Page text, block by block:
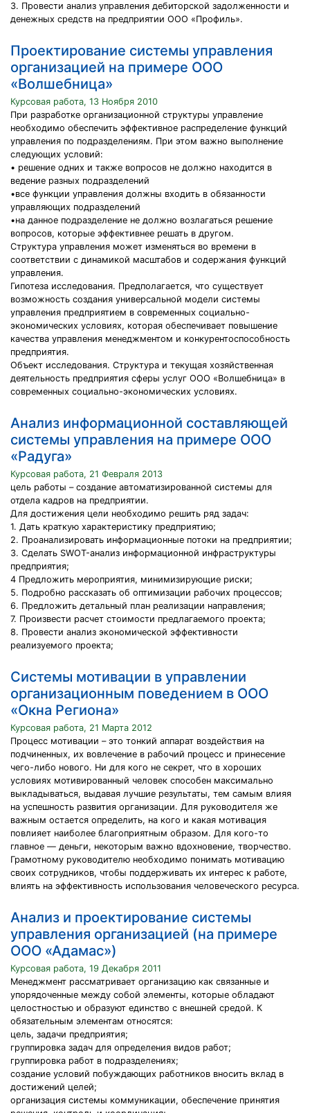
3. Провести анализ управления дебиторской задолженности и
денежных средств на предприятии ООО «Профиль».
Проектирование системы управления
организацией на примере ООО
«Волшебница»
Курсовая работа, 13 Ноября 2010
При разработке организационной структуры управление
необходимо обеспечить эффективное распределение функций
управления по подразделениям. При этом важно выполнение
следующих условий:
• решение одних и также вопросов не должно находится в
ведение разных подразделений
•все функции управления должны входить в обязанности
управляющих подразделений
•на данное подразделение не должно возлагаться решение
вопросов, которые эффективнее решать в другом.
Структура управления может изменяться во времени в
соответствии с динамикой масштабов и содержания функций
управления.
Гипотеза исследования. Предполагается, что существует
возможность создания универсальной модели системы
управления предприятием в современных социально-
экономических условиях, которая обеспечивает повышение
качества управления менеджментом и конкурентоспособность
предприятия.
Объект исследования. Структура и текущая хозяйственная
деятельность предприятия сферы услуг ООО «Волшебница» в
современных социально-экономических условиях.
Анализ информационной составляющей
системы управления на примере ООО
«Радуга»
Курсовая работа, 21 Февраля 2013
цель работы – создание автоматизированной системы для
отдела кадров на предприятии.
Для достижения цели необходимо решить ряд задач:
1. Дать краткую характеристику предприятию;
2. Проанализировать информационные потоки на предприятии;
3. Сделать SWOT-анализ информационной инфраструктуры
предприятия;
4 Предложить мероприятия, минимизирующие риски;
5. Подробно рассказать об оптимизации рабочих процессов;
6. Предложить детальный план реализации направления;
7. Произвести расчет стоимости предлагаемого проекта;
8. Провести анализ экономической эффективности
реализуемого проекта;
Системы мотивации в управлении
организационным поведением в ООО
«Окна Региона»
Курсовая работа, 21 Марта 2012
Процесс мотивации – это тонкий аппарат воздействия на
подчиненных, их вовлечение в рабочий процесс и принесение
чего-либо нового. Ни для кого не секрет, что в хороших
условиях мотивированный человек способен максимально
выкладываться, выдавая лучшие результаты, тем самым влияя
на успешность развития организации. Для руководителя же
важным остается определить, на кого и какая мотивация
повлияет наиболее благоприятным образом. Для кого-то
главное — деньги, некоторым важно вдохновение, творчество.
Грамотному руководителю необходимо понимать мотивацию
своих сотрудников, чтобы поддерживать их интерес к работе,
влиять на эффективность использования человеческого ресурса.
Анализ и проектирование системы
управления организацией (на примере
ООО «Адамас»)
Курсовая работа, 19 Декабря 2011
Менеджмент рассматривает организацию как связанные и
упорядоченные между собой элементы, которые обладают
целостностью и образуют единство с внешней средой. К
обязательным элементам относятся:
цель, задачи предприятия;
группировка задач для определения видов работ;
группировка работ в подразделениях;
создание условий побуждающих работников вносить вклад в
достижений целей;
организация системы коммуникации, обеспечение принятия